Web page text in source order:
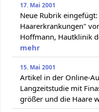
17. Mai 2001
Neue Rubrik
Haarerkrankungen"
Hoffmann, Hautklinik
mehr
15. Mai 2001
Artikel in der Online-
Langzeitstudie mit
größer und die Haare